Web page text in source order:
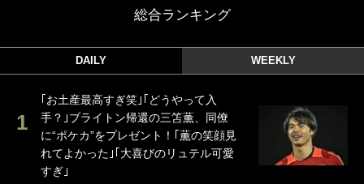
総合ランキング
DAILY WEEKLY
｢お土産最高すぎ笑｣｢どうやって入
手？｣ブライトン帰還の三笘薫、同僚
に“ポケカ”をプレゼント！｢薫の笑顔見
れてよかった｣｢大喜びのリュテル可愛
すぎ｣